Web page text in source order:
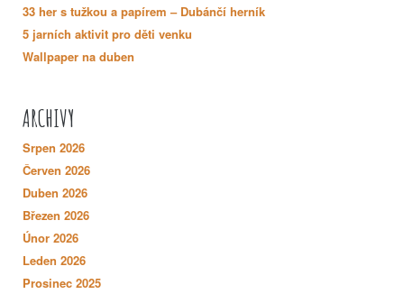
33 her s tužkou a papírem – Dubánčí herník
5 jarních aktivit pro děti venku
Wallpaper na duben
ARCHIVY
Srpen 2026
Červen 2026
Duben 2026
Březen 2026
Únor 2026
Leden 2026
Prosinec 2025